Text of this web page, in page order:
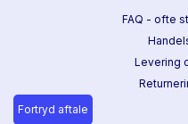
FAQ - ofte
Levering
Fortryd aftale